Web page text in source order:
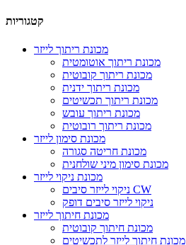
קטגוריות
מכונת ריתוך לייזר
מכונת ריתוך אוטומטית
מכונת ריתוך קובוטית
מכונת ריתוך ידנית
מכונת ריתוך תכשיטים
מכונת ריתוך עובש
מכונת ריתוך רובוטית
מכונת סימון לייזר
מכונת חריטה סגורה
מכונת סימון מיני שולחנית
מכונת ניקוי לייזר
ניקוי לייזר סיבים CW
ניקוי לייזר סיבים דופק
מכונת חיתוך לייזר
מכונת חיתוך קובוטית
מכונת חיתוך לייזר לתכשיטים